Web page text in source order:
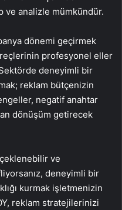
ve analizle mümkündür.
dönemi geçirmek
profesyonel eller
deneyimli bir
reklam bütçenizin
negatif anahtar
dönüşüm getirecek
ve
deneyimli bir
kurmak işletmenizin
reklam stratejilerinizi